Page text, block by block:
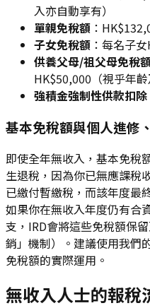
入亦自動享有）
單親免稅額 ：
子女免稅額 ：每名子
供養父母/祖父母免稅
HK$50,000（視乎年齡
強積金強制性供款扣除
基本免稅額與個人進修
即使全年無收入，基本免稅
生退稅，因為你已無應課稅
已繳付暫繳稅，而該年度最
如果你在無收入年度仍有合
支，IRD會將這些免稅額保
銷」機制）。建議使用我們
免稅額的實際運用。
無收入人士的報稅